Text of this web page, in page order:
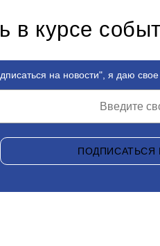
в курсе
на новости", я даю
ПОДПИСАТЬСЯ